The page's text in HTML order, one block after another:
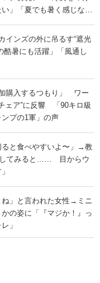
」「夏でも暑く感じな
インズの外に吊るす“遮光
暑にも活躍」「風通し
購入するつもり」 ワー
ェア”に反響 「90キロ級
プの1軍」の声
ると食べやすいよ〜」→教
してみると…… 目からウ
ね」と言われた女性→ミニ
姿に「『マジか！』っ
」